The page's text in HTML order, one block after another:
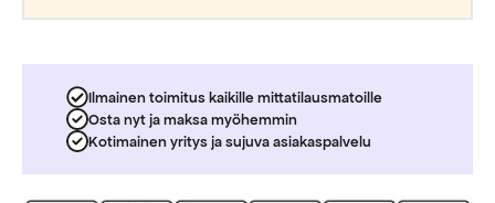
Ilmainen toimitus kaikille mittatilausmatoille
Osta nyt ja maksa myöhemmin
Kotimainen yritys ja sujuva asiakaspalvelu